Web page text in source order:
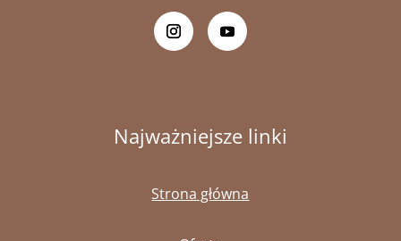
Najważniejsze linki
Strona główna